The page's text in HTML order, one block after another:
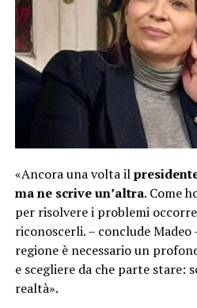
«Ancora una volta il
ma ne scrive un’altra. Come
per risolvere i problemi
riconoscerli. – conclude Madeo
regione è necessario un
e scegliere da che parte stare:
realtà».